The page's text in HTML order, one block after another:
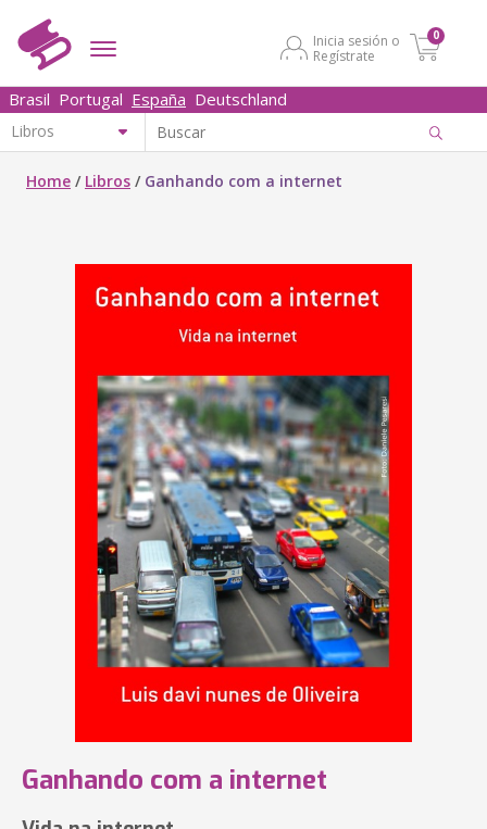
Inicia sesión o
Regístrate
0
Brasil Portugal España Deutschland
Home / Libros / Ganhando com a internet
Ganhando com a internet